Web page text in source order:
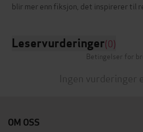
Leservurderinger(0)
Betingelser for
Ingen vurderinger
OM OSS